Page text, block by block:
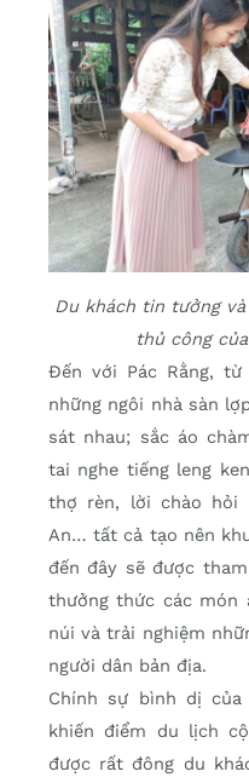
Du khách tin tưởng
thủ công
Đến với Pác Rằng,
những ngôi nhà sàn
sát nhau; sắc áo
tai nghe tiếng leng
thợ rèn, lời chào hỏi
An… tất cả tạo nên
đến đây sẽ được
thưởng thức các món
núi và trải nghiệm
người dân bản địa.
Chính sự bình dị
khiến điểm du lịch
được rất đông du